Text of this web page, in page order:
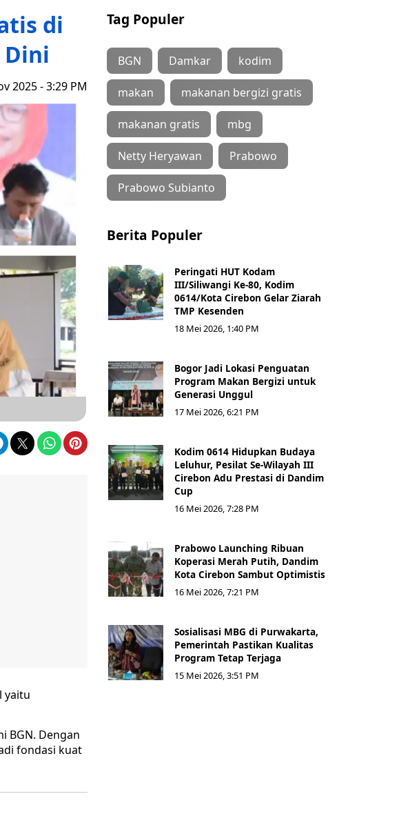
di
Dini
2025 - 3:29 PM
yaitu
BGN. Dengan
fondasi kuat
Tag Populer
BGN Damkar kodim
makan makanan bergizi gratis
makanan gratis mbg
Netty Heryawan Prabowo
Prabowo Subianto
Berita Populer
Peringati HUT Kodam
III/Siliwangi Ke-80, Kodim
0614/Kota Cirebon Gelar Ziarah
TMP Kesenden
18 Mei 2026, 1:40 PM
Bogor Jadi Lokasi Penguatan
Program Makan Bergizi untuk
Generasi Unggul
17 Mei 2026, 6:21 PM
Kodim 0614 Hidupkan Budaya
Leluhur, Pesilat Se-Wilayah III
Cirebon Adu Prestasi di Dandim
Cup
16 Mei 2026, 7:28 PM
Prabowo Launching Ribuan
Koperasi Merah Putih, Dandim
Kota Cirebon Sambut Optimistis
16 Mei 2026, 7:21 PM
Sosialisasi MBG di Purwakarta,
Pemerintah Pastikan Kualitas
Program Tetap Terjaga
15 Mei 2026, 3:51 PM